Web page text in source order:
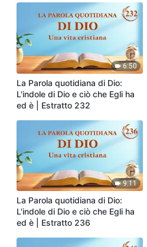
6:50
La Parola quotidiana di Dio:
L'indole di Dio e ciò che Egli ha
ed è | Estratto 232
9:11
La Parola quotidiana di Dio:
L'indole di Dio e ciò che Egli ha
ed è | Estratto 236